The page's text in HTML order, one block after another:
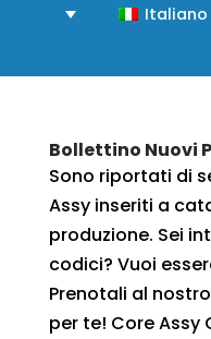
Italiano
Bollettino Nuovi
Sono riportati di
Assy inseriti a
produzione. Sei
codici? Vuoi
Prenotali al
per te! Core Assy